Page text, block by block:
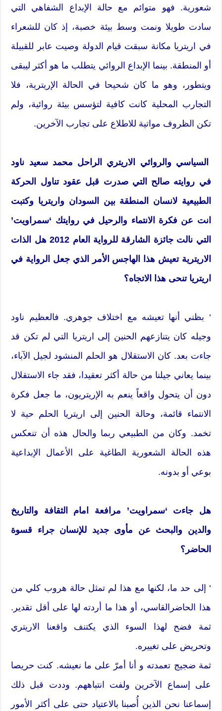
شعورية. فهو متوائم مع حالة الإبداع الشفاهي التي
سادت طويلا ونمت وسط بيئة خصبة، إذ كان للشعراء
في اريتريا مكانة سبقت قيام الدولة وصيت عابر للقبيلة
أو المنطقة. بينما الإبداع الروائي يتطلب ما هو أكثر ليبقى
ويتطور، وهو ما كان شحيحا في الحالة الإريترية، فلا
التجارب المحلية كانت كافية لتؤسس بيئة روائية، ولم
تكن الظروف مواتية للاطلاع على تجارب الآخرين.
السياسي والروائي الاريتري الراحل محمد سعيد ناود
في روايته صالح التي صدرت قبل عقود تناول الحركة
الطبيعية لانسان المنطقة بين السودان واريتريا وكتبت
انت عن فكرة الانتماء والرحيل في روايتك ‘سمراويت’
التي نالت جائزة الشارقة للرواية العام 2012 هل الذات
الاريترية تعيش هذا الهاجس الأمر الذي جعل الرواية في
اريتريا تنحى هذا الاتجاه؟
‘ بظني أنها تعيشه مع اختلاف جوهري. فالعظيم ناود
وجيله كان يتنازعهم الحنين إلى اريتريا التي لم تكن قد
جاءت بعد. كان الاستقلال هو الحلم المنشود لجيل الآباء،
بينما يعاني جيلنا من حالة أكثر تعقيدا، فقد جاء الاستقلال
دون أن يتحول واقعاً ينعم به الإريتريون، ما جعل فكرة
الانتماء قائمة، وحالة الحنين إلى اريتريا الحلم حية لا
تخمد. وكان من الطبيعي ربما والحال هذه أن تنعكس
هذه الحالة الشعورية الطاغية على الأعمال الإبداعية
بوعي أو بدونه.
هل جاءت ‘سمراويت’ مرافعة امام الثقافة والتاريخ
والدين والبحث عن مأوى جديد للإنسان جراء قسوة
الحاضر؟
‘ إلى حد ما، لكنها مع هذا لم تمثل حالة هروب كلي من
هذا الحاضرالقاسي، أو هذا ما أردته لها على أقل تقدير.
ثمة فضح لهذا السوء الذي يكتنف واقعنا الاريتري
وتحريض على تغييره.
ثمة ضجيج تعمدته و أنا أمرّ على ما نعيشه. كنت حريصا
على إسماع الآخرين ولفت انتباههم. وددت قبل ذلك
إسماعنا نحن الذين أُصبنا بالاعتياد حتى على أكثر الأمور